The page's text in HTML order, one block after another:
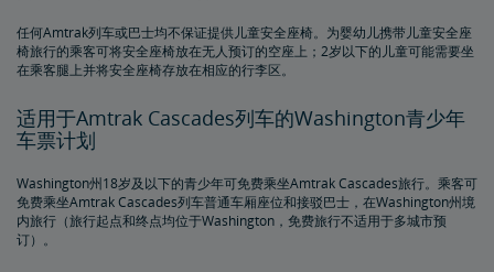
任何Amtrak列车或巴士均不保证提供儿童安全座椅。为婴幼儿携带儿童安全座
椅旅行的乘客可将安全座椅放在无人预订的空座上；2岁以下的儿童可能需要坐
在乘客腿上并将安全座椅存放在相应的行李区。
适用于Amtrak Cascades列车的Washington青少年
车票计划
Washington州18岁及以下的青少年可免费乘坐Amtrak Cascades旅行。乘客可
免费乘坐Amtrak Cascades列车普通车厢座位和接驳巴士，在Washington州境
内旅行（旅行起点和终点均位于Washington，免费旅行不适用于多城市预
订）。